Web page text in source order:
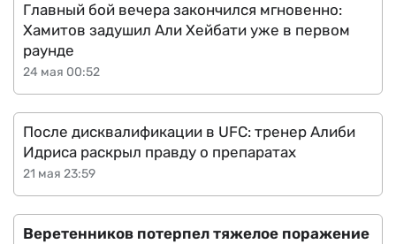
24 мая 00:52
Главный бой вечера закончился мгновенно:
Хамитов задушил Али Хейбати уже в первом
раунде
21 мая 23:59
После дисквалификации в UFC: тренер Алиби
Идриса раскрыл правду о препаратах
Веретенников потерпел тяжелое поражение